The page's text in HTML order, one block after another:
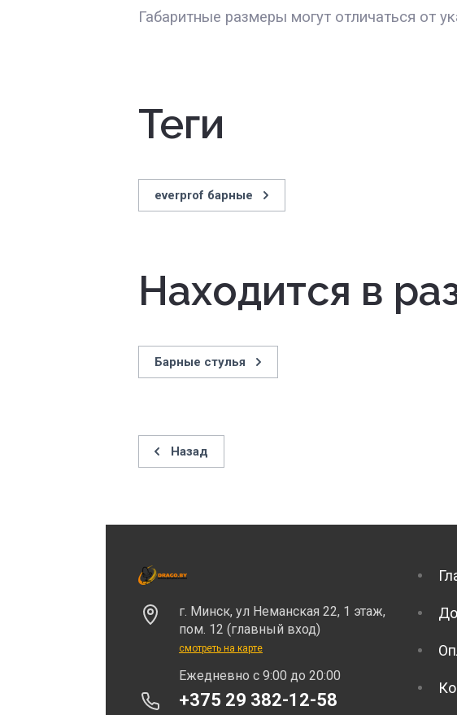
Габаритные размеры могут отличаться от
теги
everprof барные
Находится в
Барные стулья
Назад
г. Минск, ул Неманская 22, 1 этаж,
пом. 12 (главный вход)
смотреть на карте
Eжедневно с 9:00 до 20:00
+375 29 382-12-58